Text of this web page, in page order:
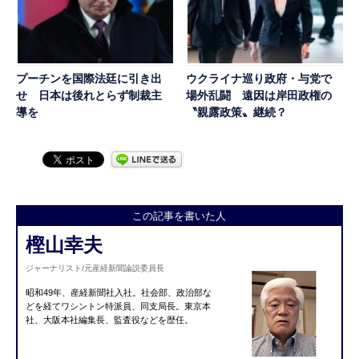
プーチンを国際法廷に引き出
せ 日本は後れとらず制裁主
導を
ウクライナ巡り政府・与党で
場外乱闘 遠因は岸田政権の
〝親露政策〟継続？
この記事を書いた人
樫山幸夫
ジャーナリスト/元産経新聞論説委員長
昭和49年、産経新聞社入社。社会部、政治部な
どを経てワシントン特派員、同支局長。東京本
社、大阪本社編集長、監査役などを歴任。